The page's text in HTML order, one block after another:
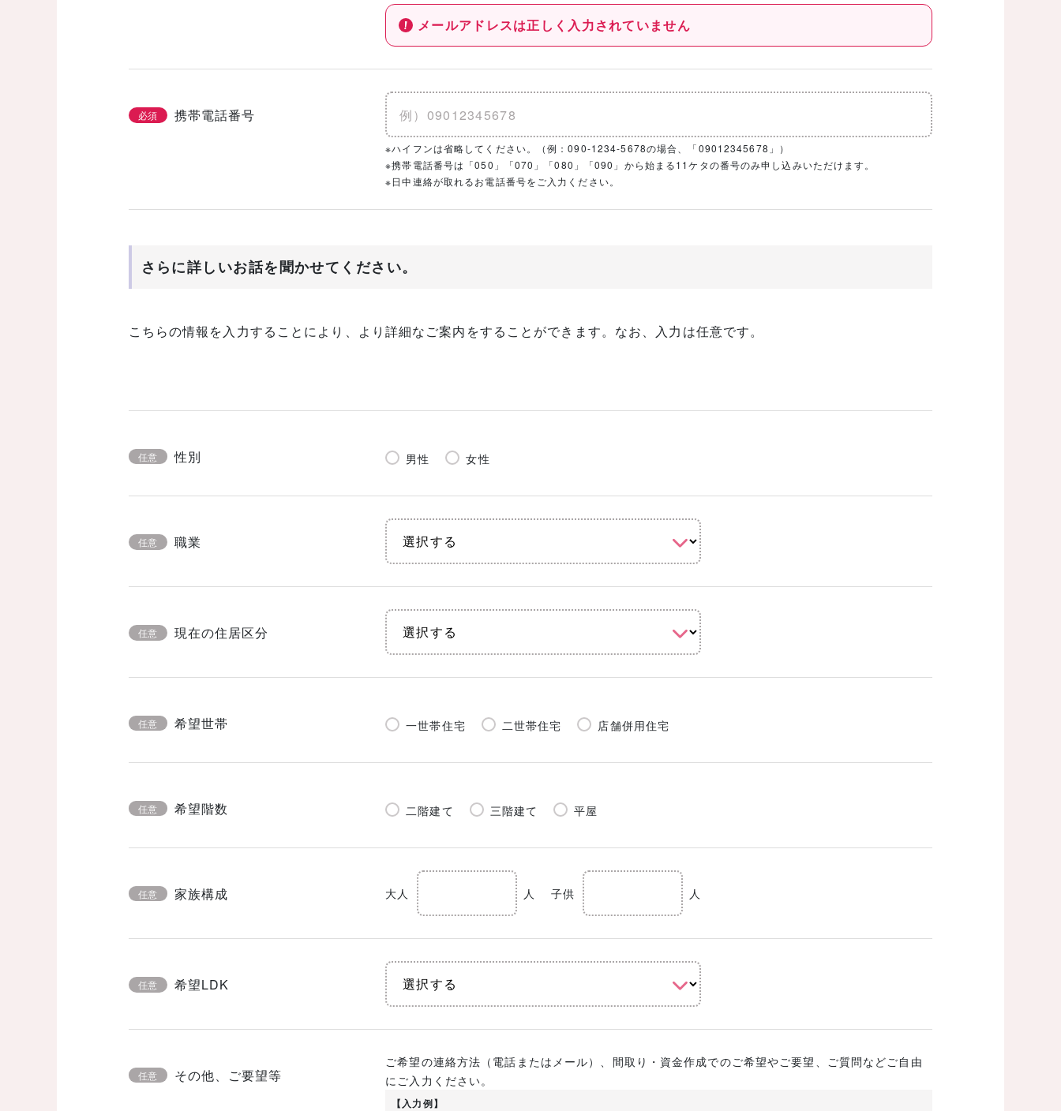
メールアドレスは正しく入力されていません
必須 携帯電話番号
※ハイフンは省略してください。（例：090-1234-5678の場合、「09012345678」）
※携帯電話番号は「050」「070」「080」「090」から始まる11ケタの番号のみ申し込みいただけます。
※日中連絡が取れるお電話番号をご入力ください。
さらに詳しいお話を聞かせてください。
こちらの情報を入力することにより、より詳細なご案内をすることができます。なお、入力は任意です。
任意 性別 男性 女性
任意 職業
任意 現在の住居区分
任意 希望世帯 一世帯住宅 二世帯住宅 店舗併用住宅
任意 希望階数 二階建て 三階建て 平屋
任意 家族構成 大人 人 子供 人
任意 希望LDK
任意 その他、ご要望等
ご希望の連絡方法（電話またはメール）、間取り・資金作成でのご希望やご要望、ご質問などご自由
にご入力ください。
【入力例】